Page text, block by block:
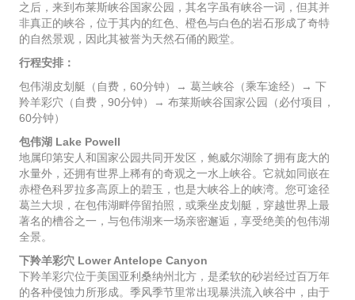
之后，来到布莱斯峡谷国家公园，其名字虽有峡谷一词，但其并
非真正的峡谷，位于其内的红色、橙色与白色的岩石形成了奇特
的自然景观，因此其被誉为天然石俑的殿堂。
行程安排：
包伟湖皮划艇（自费，60分钟）→ 葛兰峡谷（乘车途经）→ 下
羚羊彩穴（自费，90分钟）→ 布莱斯峡谷国家公园（必付项目，
60分钟）
包伟湖 Lake Powell
地属印第安人和国家公园共同开发区，鲍威尔湖除了拥有庞大的
水量外，还拥有世界上稀有的奇观之一水上峡谷。它就如同嵌在
赤橙色科罗拉多高原上的碧玉，也是大峡谷上的峡湾。您可途径
葛兰大坝，在包伟湖畔停留拍照，或乘坐皮划艇，穿越世界上最
著名的槽谷之一，与包伟湖来一场亲密邂逅，享受绝美的包伟湖
全景。
下羚羊彩穴 Lower Antelope Canyon
下羚羊彩穴位于美国亚利桑纳州北方，是柔软的砂岩经过百万年
的各种侵蚀力所形成。季风季节里常出现暴洪流入峡谷中，由于